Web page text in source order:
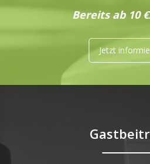
Bereits ab 10
Jetzt